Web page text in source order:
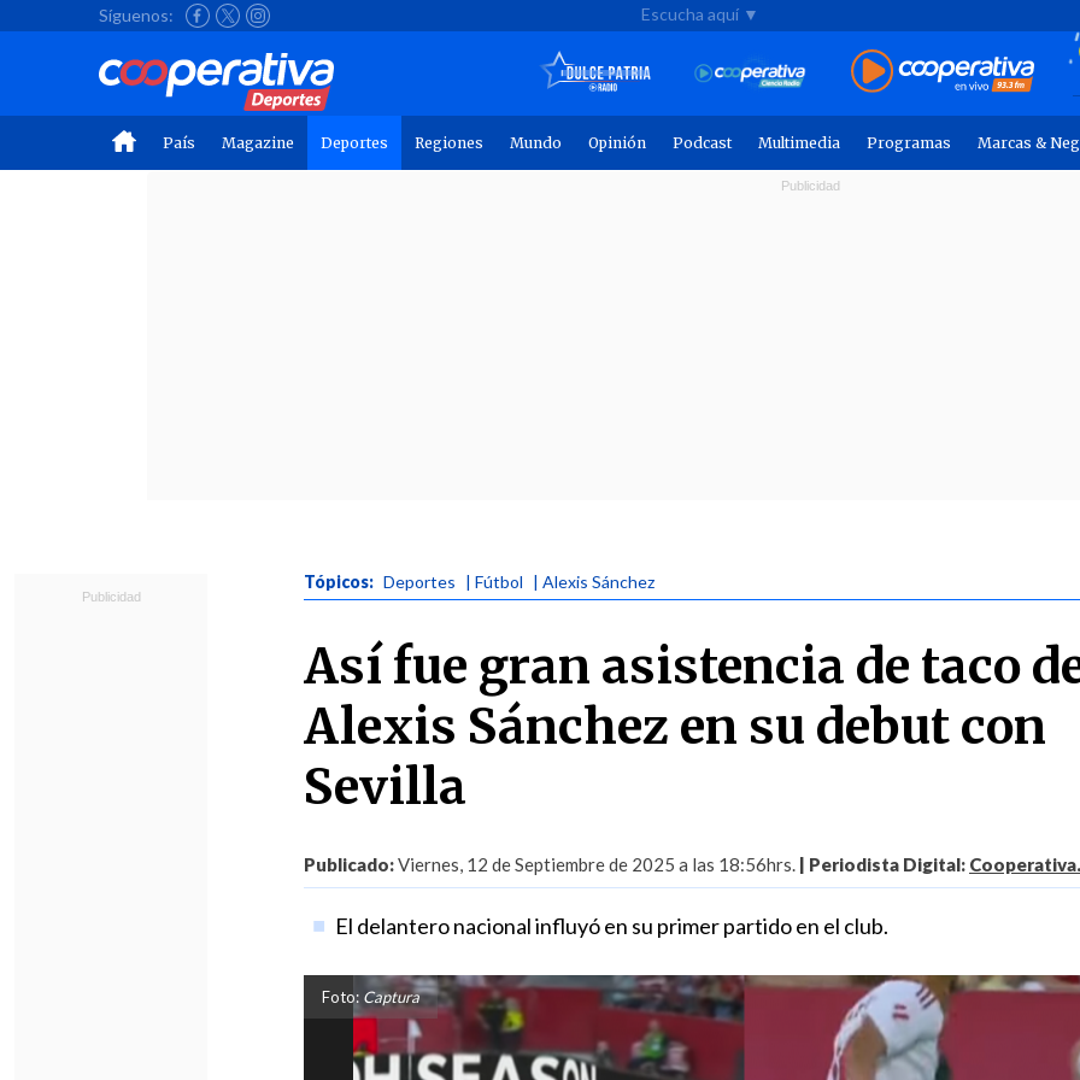
Síguenos: Escucha aquí ▼
País Magazine Deportes Regiones Mundo Opinión Podcast Multimedia Programas Marcas &
Tópicos: Deportes | Fútbol | Alexis Sánchez
Así fue gran asistencia de taco
Alexis Sánchez en su debut con
Sevilla
Publicado:Viernes, 12 de Septiembre de 2025 a las 18:56hrs. | Periodista Digital:
El delantero nacional influyó en su primer partido en el club.
Foto: Captura